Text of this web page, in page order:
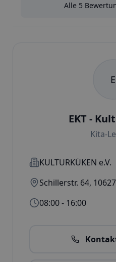
Alle 5
E
EKT -
Kita-
KULTURKÜKEN e.V.
Schillerstr. 64, 10627
08:00 - 16:00